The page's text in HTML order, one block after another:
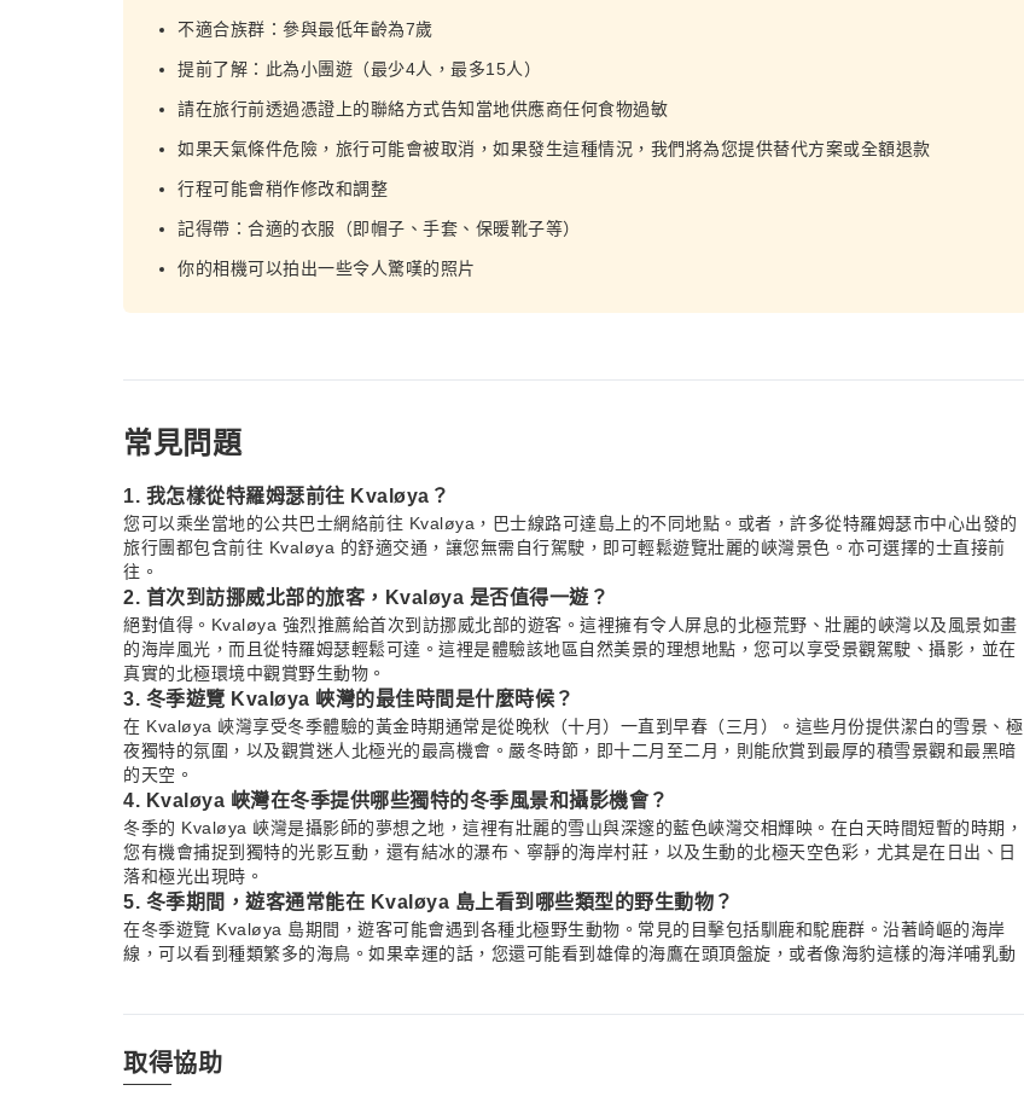
不適合族群：參與最低年齡為7歲
提前了解：此為小團遊（最少4人，最多15人）
請在旅行前透過憑證上的聯絡方式告知當地供應商任何食物過敏
如果天氣條件危險，旅行可能會被取消，如果發生這種情況，我們將為您提供替代方案或全額退款
行程可能會稍作修改和調整
記得帶：合適的衣服（即帽子、手套、保暖靴子等）
你的相機可以拍出一些令人驚嘆的照片
常見問題
1. 我怎樣從特羅姆瑟前往 Kvaløya？
您可以乘坐當地的公共巴士網絡前往 Kvaløya，巴士線路可達島上的不同地點。或者，許多從特羅姆瑟市中心出發的
旅行團都包含前往 Kvaløya 的舒適交通，讓您無需自行駕駛，即可輕鬆遊覽壯麗的峽灣景色。亦可選擇的士直接前
往。
2. 首次到訪挪威北部的旅客，Kvaløya 是否值得一遊？
絕對值得。Kvaløya 強烈推薦給首次到訪挪威北部的遊客。這裡擁有令人屏息的北極荒野、壯麗的峽灣以及風景如畫
的海岸風光，而且從特羅姆瑟輕鬆可達。這裡是體驗該地區自然美景的理想地點，您可以享受景觀駕駛、攝影，並在
真實的北極環境中觀賞野生動物。
3. 冬季遊覽 Kvaløya 峽灣的最佳時間是什麼時候？
在 Kvaløya 峽灣享受冬季體驗的黃金時期通常是從晚秋（十月）一直到早春（三月）。這些月份提供潔白的雪景、極
夜獨特的氛圍，以及觀賞迷人北極光的最高機會。嚴冬時節，即十二月至二月，則能欣賞到最厚的積雪景觀和最黑暗
的天空。
4. Kvaløya 峽灣在冬季提供哪些獨特的冬季風景和攝影機會？
冬季的 Kvaløya 峽灣是攝影師的夢想之地，這裡有壯麗的雪山與深邃的藍色峽灣交相輝映。在白天時間短暫的時期，
您有機會捕捉到獨特的光影互動，還有結冰的瀑布、寧靜的海岸村莊，以及生動的北極天空色彩，尤其是在日出、日
落和極光出現時。
5. 冬季期間，遊客通常能在 Kvaløya 島上看到哪些類型的野生動物？
在冬季遊覽 Kvaløya 島期間，遊客可能會遇到各種北極野生動物。常見的目擊包括馴鹿和駝鹿群。沿著崎嶇的海岸
線，可以看到種類繁多的海鳥。如果幸運的話，您還可能看到雄偉的海鷹在頭頂盤旋，或者像海豹這樣的海洋哺乳動
九月到四月，只要天氣晴朗且有足夠的太陽活動，就有非常高的機會在峽灣上方的天空中目睹到北極光舞動，創造出
難忘的景象。
取得協助